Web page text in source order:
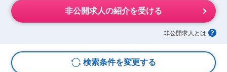
非公開求人の紹介を受ける
非公開求人とは
検索条件を変更する